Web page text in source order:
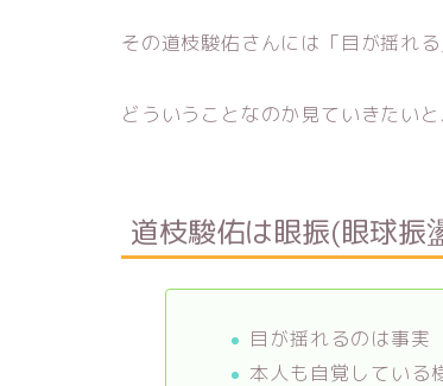
その道枝駿佑さんには「目が揺れ
どういうことなのか見ていきたいと
道枝駿佑は眼振(眼球振
目が揺れるのは事実
本人も自覚している